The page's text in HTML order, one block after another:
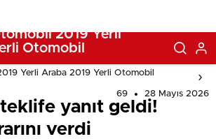
Yerli Araba 2019 Yerli Otomobil
69 28 Mayıs 2026
teklife yanıt geldi!
verdi